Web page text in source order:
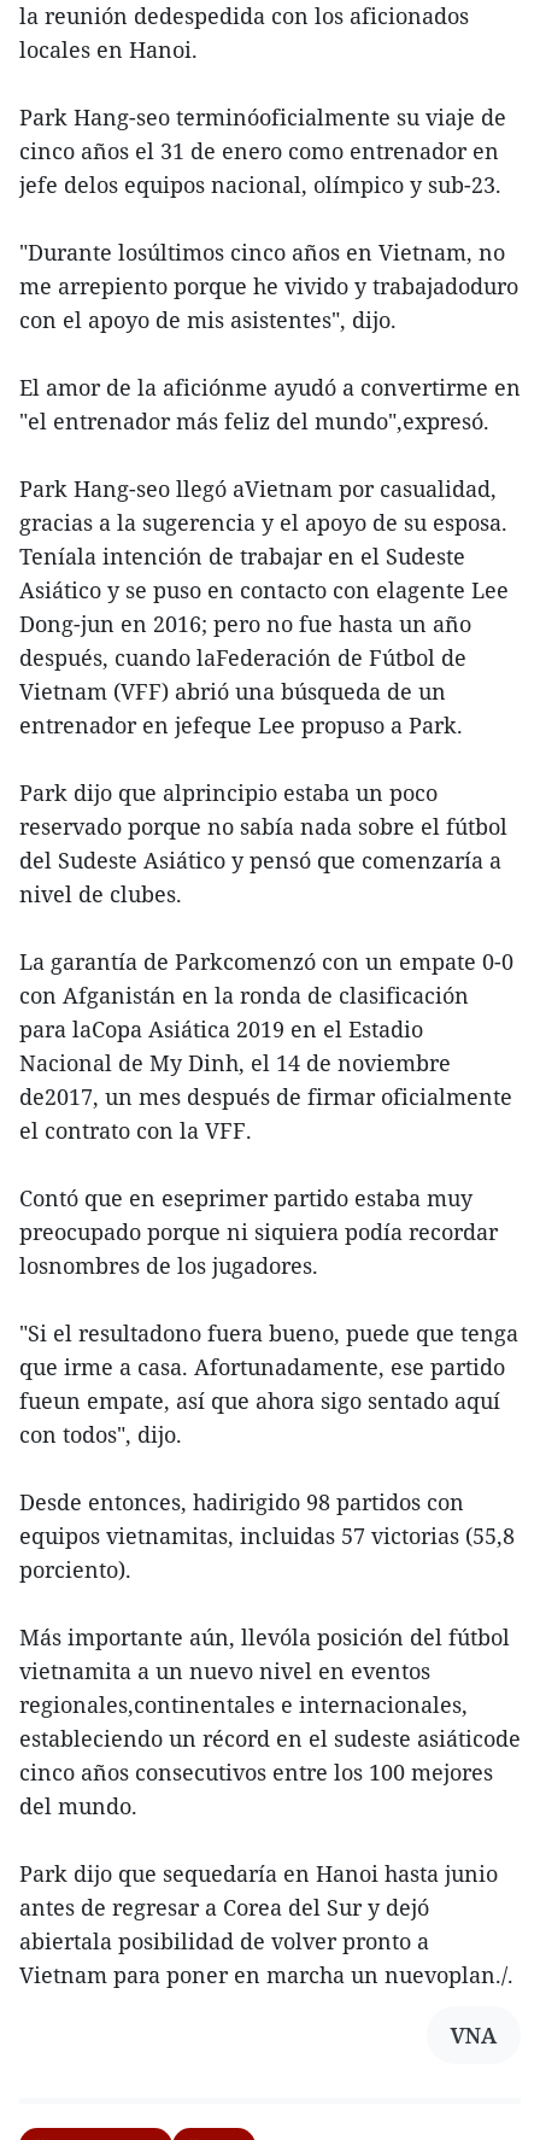
la reunión dedespedida con los aficionados
locales en Hanoi.
Park Hang-seo terminóoficialmente su viaje de
cinco años el 31 de enero como entrenador en
jefe delos equipos nacional, olímpico y sub-23.
"Durante losúltimos cinco años en Vietnam, no
me arrepiento porque he vivido y trabajadoduro
con el apoyo de mis asistentes", dijo.
El amor de la aficiónme ayudó a convertirme en
"el entrenador más feliz del mundo",expresó.
Park Hang-seo llegó aVietnam por casualidad,
gracias a la sugerencia y el apoyo de su esposa.
Teníala intención de trabajar en el Sudeste
Asiático y se puso en contacto con elagente Lee
Dong-jun en 2016; pero no fue hasta un año
después, cuando laFederación de Fútbol de
Vietnam (VFF) abrió una búsqueda de un
entrenador en jefeque Lee propuso a Park.
Park dijo que alprincipio estaba un poco
reservado porque no sabía nada sobre el fútbol
del Sudeste Asiático y pensó que comenzaría a
nivel de clubes.
La garantía de Parkcomenzó con un empate 0-0
con Afganistán en la ronda de clasificación
para laCopa Asiática 2019 en el Estadio
Nacional de My Dinh, el 14 de noviembre
de2017, un mes después de firmar oficialmente
el contrato con la VFF.
Contó que en eseprimer partido estaba muy
preocupado porque ni siquiera podía recordar
losnombres de los jugadores.
"Si el resultadono fuera bueno, puede que tenga
que irme a casa. Afortunadamente, ese partido
fueun empate, así que ahora sigo sentado aquí
con todos", dijo.
Desde entonces, hadirigido 98 partidos con
equipos vietnamitas, incluidas 57 victorias (55,8
porciento).
Más importante aún, llevóla posición del fútbol
vietnamita a un nuevo nivel en eventos
regionales,continentales e internacionales,
estableciendo un récord en el sudeste asiáticode
cinco años consecutivos entre los 100 mejores
del mundo.
Park dijo que sequedaría en Hanoi hasta junio
antes de regresar a Corea del Sur y dejó
abiertala posibilidad de volver pronto a
Vietnam para poner en marcha un nuevoplan./.
VNA